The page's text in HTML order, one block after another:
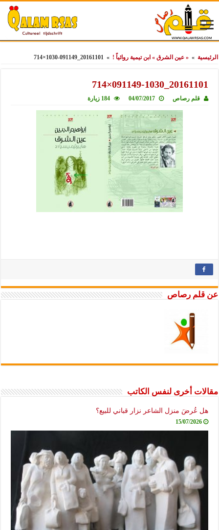
الرئيسية » « عين الشرق » ابن تيمية روائياً ! »
20161101_091149-1030×714
20161101_091149-1030×714
قلم رصاص 04/07/2017 184 زيارة
عن قلم رصاص
مقالات أخرى لنفس الكاتب
هل عُرضَ منزل الشاعر نزار قباني للبيع؟
15/07/2026